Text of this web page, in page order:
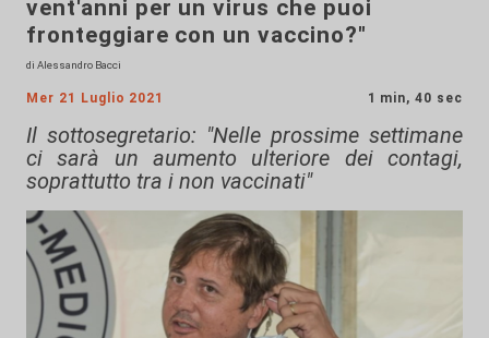
vent'anni per un virus che puoi
fronteggiare con un vaccino?"
di Alessandro Bacci
Mer 21 Luglio 2021 1 min, 40 sec
Il sottosegretario: "Nelle prossime settimane
ci sarà un aumento ulteriore dei contagi,
soprattutto tra i non vaccinati"